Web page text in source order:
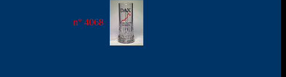
n° 4068